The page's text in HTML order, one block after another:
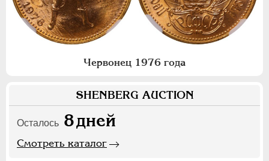
Червонец 1976 года
SHENBERG AUCTION
Осталось 8дней
Смотреть каталог